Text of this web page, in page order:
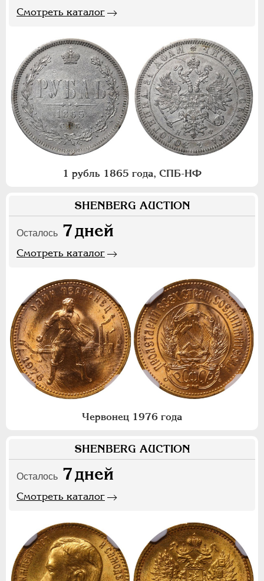
Смотреть каталог
1 рубль 1865 года, СПБ-НФ
SHENBERG AUCTION
Осталось 7дней
Смотреть каталог
Червонец 1976 года
SHENBERG AUCTION
Осталось 7дней
Смотреть каталог